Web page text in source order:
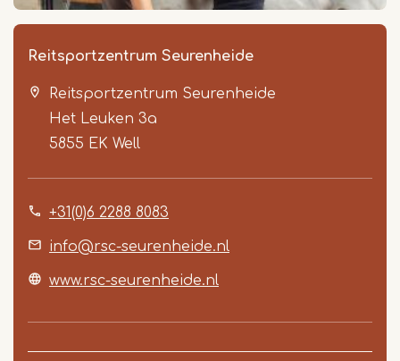
Reitsportzentrum Seurenheide
Reitsportzentrum Seurenheide
Het Leuken 3a
5855 EK Well
+31(0)6 2288 8083
info@rsc-seurenheide.nl
www.rsc-seurenheide.nl
Item